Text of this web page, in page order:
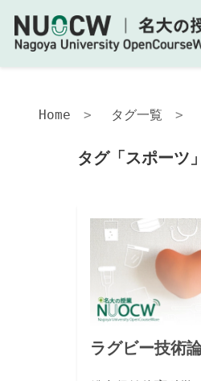
Home タグ一覧
タグ「スポーツ
ラグビー技術